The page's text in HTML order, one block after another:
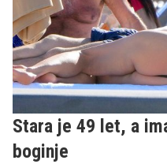
Stara je 49 let, a
boginje